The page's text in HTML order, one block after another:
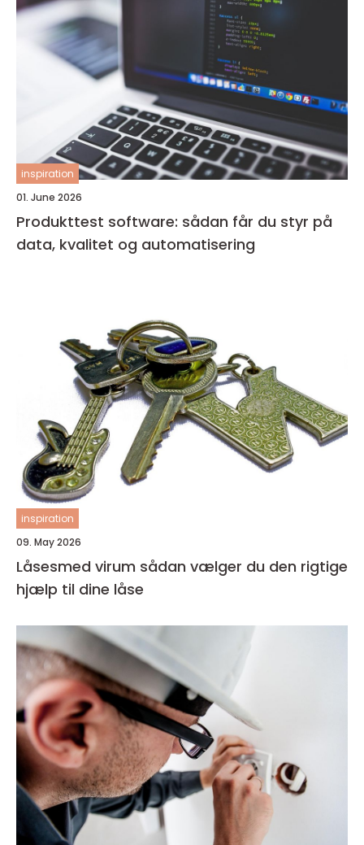
inspiration
01. June 2026
Produkttest software: sådan får du styr på
data, kvalitet og automatisering
inspiration
09. May 2026
Låsesmed virum sådan vælger du den rigtige
hjælp til dine låse